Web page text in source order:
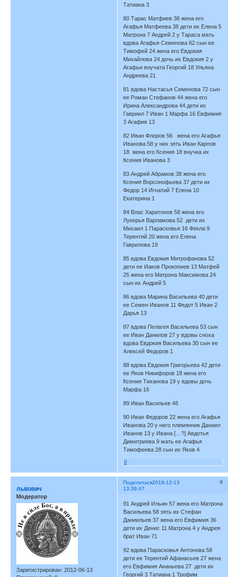
Татиана 3
80 Тарас Матфиев 38 жена его
Агафья Матфеева 38 дети их Елена 5
Матрона 7 Андрей 2 у Тараса мать
вдова Агафья Семенова 62 сын ее
Тимофей 24 жена его Евдокия
Михайлова 24 дочь их Евдокия 2 у
Агафьи внучата Георгий 18 Ульяна
Андреева 21
81 вдова Настасья Семенова 72 сын
ее Роман Стефанов 44 жена его
Ирина Александрова 44 дети их
Гавриил 7 Иван 1 Марфа 16 Евфимия
3 Агафия 13
82 Иван Флоров 56 жена его Агафья
Иванова 58 у них зять Иван Карпов
18 жена его Ксения 18 внучка их
Ксения Иванова 3
83 Андрей Абрамов 38 жена его
Ксения Ворсонофьева 37 дети их
Федор 14 Игнатий 7 Елена 10
Екатерина 1
84 Влас Харитонов 58 жена его
Лукерья Варламова 52 дети их
Михаил 1 Парасковья 16 Фекла 9
Терентий 20 жена его Елена
Гаврилова 19
85 вдова Евдокия Митрофанова 52
дети ее Иаков Прокопиев 13 Матфей
25 жена его Матрона Максимова 24
сын их Андрей 5
86 вдова Марина Васильева 40 дети
ее Семен Иванов 11 Федот 5 Иван 2
Дарья 13
87 вдова Пелагея Васильева 53 сын
ее Иван Данилов 27 у вдовы сноха
вдова Евдокия Васильева 30 сын ее
Алексей Федоров 1
88 вдова Евдокия Григорьева 42 дети
ее Яков Никифоров 18 жена его
Ксения Тиханова 19 у вдовы дочь
Марфа 16
89 Иван Васильев 48
90 Иван Федоров 22 жена его Агафья
Иванова 20 у него племянник Даниил
Иванов 13 у Ивана […?] Авдотья
Димитриева 9 мать ее Агафья
Тимофеева 28 сын их Яков 4
0
Поделиться 6
2019-12-13
13:39:47
львович
Модератор
Зарегистрирован: 2012-06-13
91 Андрей Ильин 57 жена его Матрона
Васильева 58 зять их Стефан
Даниильев 37 жена его Евфимия 36
дети их Денис 11 Матрона 4 у Андрея
брат Иван 71
92 вдова Парасковья Антонова 58
дети ее Терентий Афанасьев 27 жена
его Евфимия Ананьева 27 дети их
Георгий 3 Татиана 1 Трофим